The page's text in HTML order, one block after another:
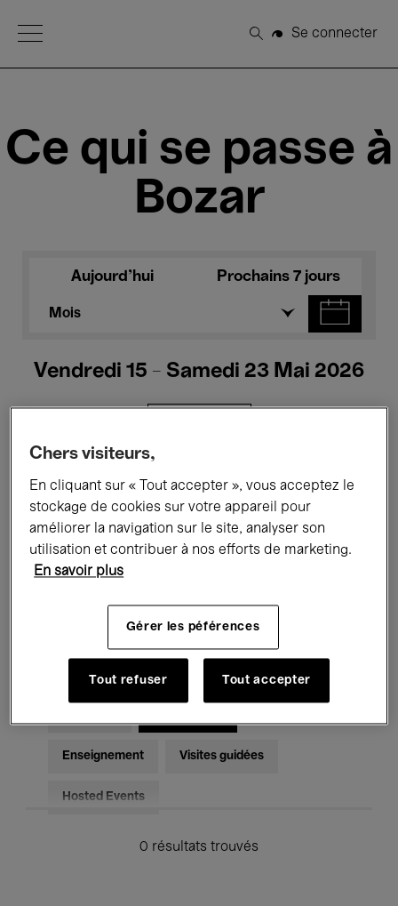
Open Menu
Rechercher
Se connecter
Ce qui se passe à
Bozar
Aujourd'hui Prochains 7 jours
Mois
Vendredi 15 - Samedi 23 Mai 2026
Tous les événements Concerts
Expositions Performances
Rencontres & Débats
Musique classique Global Music
Enseignement Visites guidées
Hosted Events
0 résultats trouvés
Chers visiteurs,
En cliquant sur « Tout accepter », vous acceptez le
stockage de cookies sur votre appareil pour
améliorer la navigation sur le site, analyser son
utilisation et contribuer à nos efforts de marketing.
En savoir plus
Gérer les péférences
Tout refuser Tout accepter